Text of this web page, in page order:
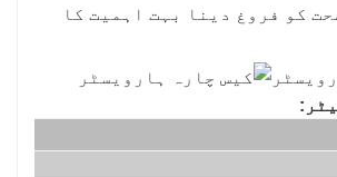
کو فروغ دینا بہت اہمیت کا